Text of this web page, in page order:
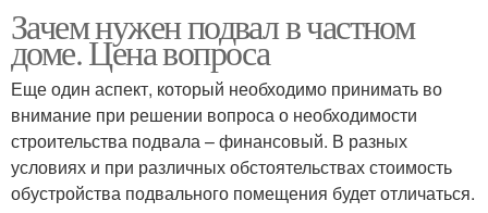
Зачем нужен подвал в частном
доме. Цена вопроса
Еще один аспект, который необходимо принимать во
внимание при решении вопроса о необходимости
строительства подвала – финансовый. В разных
условиях и при различных обстоятельствах стоимость
обустройства подвального помещения будет отличаться.